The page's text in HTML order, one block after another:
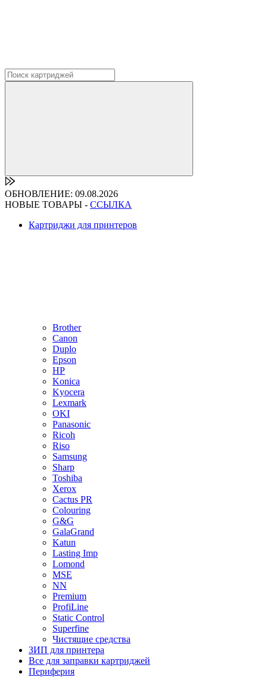
ОБНОВЛЕНИЕ: 09.08.2026
НОВЫЕ ТОВАРЫ - ССЫЛКА
Картриджи для принтеров
Brother
Canon
Duplo
Epson
HP
Konica
Kyocera
Lexmark
OKI
Panasonic
Ricoh
Riso
Samsung
Sharp
Toshiba
Xerox
Cactus PR
Colouring
G&G
GalaGrand
Katun
Lasting Imp
Lomond
MSE
NN
Premium
ProfiLine
Static Control
Superfine
Чистящие средства
ЗИП для принтера
Все для заправки картриджей
Периферия